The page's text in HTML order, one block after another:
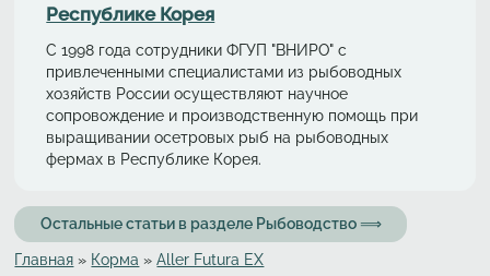
Республике Корея
С 1998 года сотрудники ФГУП "ВНИРО" с
привлеченными специалистами из рыбоводных
хозяйств России осуществляют научное
сопровождение и производственную помощь при
выращивании осетровых рыб на рыбоводных
фермах в Республике Корея.
Остальные статьи в разделе Рыбоводство ⟹
Главная » Корма »Aller Futura EX